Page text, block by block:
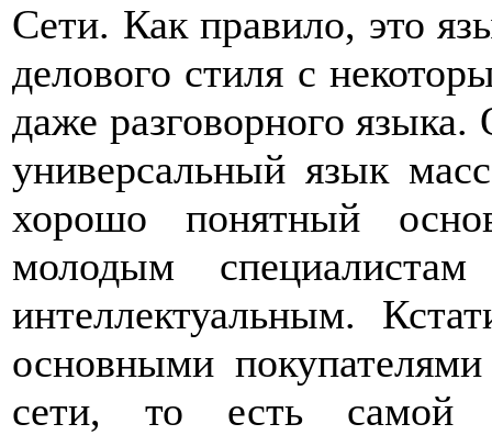
Сети. Как правило, это
делового стиля с
даже разговорного языка.
универсальный язык
хорошо понятный
молодым
интеллектуальным.
основными
сети, то есть самой